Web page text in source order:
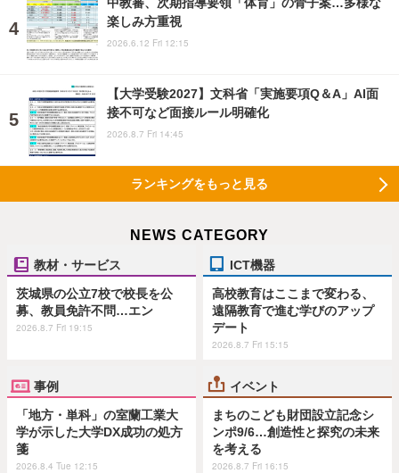
楽しみ方重視
2026.6.12 Fri 12:15
【大学受験2027】文科省「実施要項Q＆A」AI面
接不可など面接ルール明確化
2026.8.7 Fri 14:45
ランキングをもっと見る
NEWS CATEGORY
教材・サービス
茨城県の公立7校で校長を公
募、教員免許不問…エン
2026.8.7 Fri 19:15
ICT機器
高校教育はここまで変わる、
遠隔教育で進む学びのアップ
デート
2026.8.7 Fri 15:15
事例
「地方・単科」の室蘭工業大
学が示した大学DX成功の処方
箋
2026.8.4 Tue 12:15
イベント
まちのこども財団設立記念シ
ンポ9/6…創造性と探究の未来
を考える
2026.8.7 Fri 16:15